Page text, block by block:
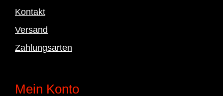
Kontakt
Versand
Zahlungsarten
Mein Konto